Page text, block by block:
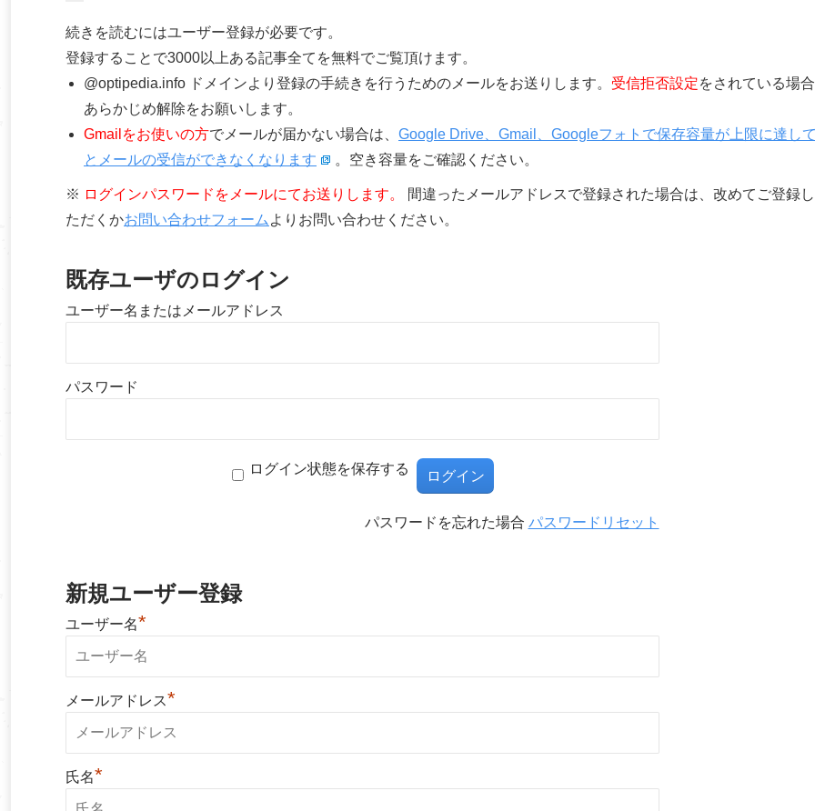
続きを読むにはユーザー登録が必要です。
登録することで3000以上ある記事全てを無料でご覧頂けます。
@optipedia.info ドメインより登録の手続きを行うためのメールをお送りします。 受信拒否設定をされている場
あらかじめ解除をお願いします。
Gmailをお使いの方でメールが届かない場合は、 Google Drive、Gmail、Googleフォトで保存容量が上限に達し
とメールの受信ができなくなります
。空き容量をご確認ください。
※ ログインパスワードをメールにてお送りします。
間違ったメールアドレスで登録された場合は、改めてご登録
ただくかお問い合わせフォーム よりお問い合わせください。
既存ユーザのログイン
ユーザー名またはメールアドレス
パスワード
ログイン状態を保存する
パスワードを忘れた場合 パスワードリセット
新規ユーザー登録
ユーザー名*
メールアドレス*
氏名*